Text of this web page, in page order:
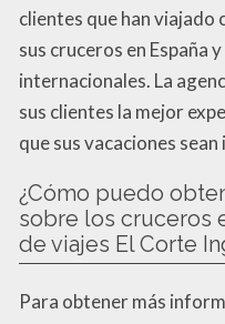
clientes que han viajado
sus cruceros en España
internacionales. La
sus clientes la mejor
que sus vacaciones
¿Cómo puedo
sobre los cruceros
de viajes El Corte
Para obtener más